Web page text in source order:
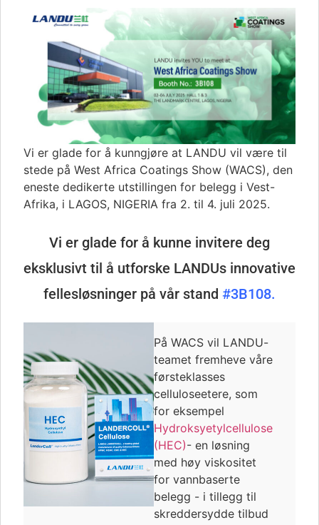
Vi er glade for å kunngjøre at LANDU vil være til
stede på West Africa Coatings Show (WACS), den
eneste dedikerte utstillingen for belegg i Vest-
Afrika, i LAGOS, NIGERIA fra 2. til 4. juli 2025.
Vi er glade for å kunne invitere deg
eksklusivt til å utforske LANDUs innovative
fellesløsninger på vår stand #3B108.
På WACS vil LANDU-
teamet fremheve våre
førsteklasses
celluloseetere, som
for eksempel
Hydroksyetylcellulose
(HEC)- en løsning
med høy viskositet
for vannbaserte
belegg - i tillegg til
skreddersydde tilbud